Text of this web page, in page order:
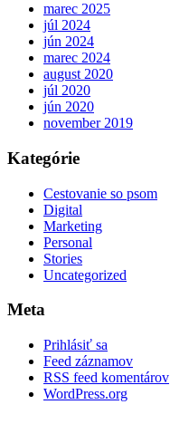
marec 2025
júl 2024
jún 2024
marec 2024
august 2020
júl 2020
jún 2020
november 2019
Kategórie
Cestovanie so psom
Digital
Marketing
Personal
Stories
Uncategorized
Meta
Prihlásiť sa
Feed záznamov
RSS feed komentárov
WordPress.org